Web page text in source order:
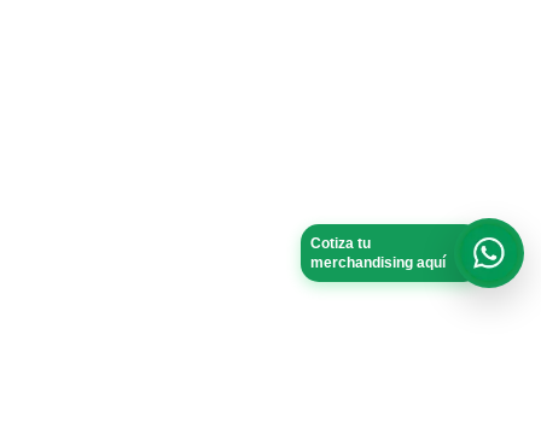
Cotiza tu
merchandising aquí